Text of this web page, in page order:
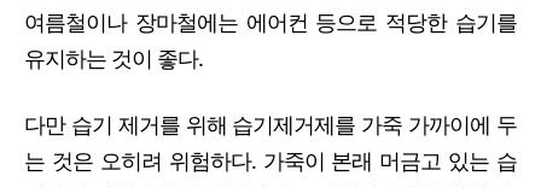
여름철이나 장마철에는 에어컨 등으로 적당한 습기를
유지하는 것이 좋다.
다만 습기 제거를 위해 습기제거제를 가죽 가까이에 두
는 것은 오히려 위험하다. 가죽이 본래 머금고 있는 습